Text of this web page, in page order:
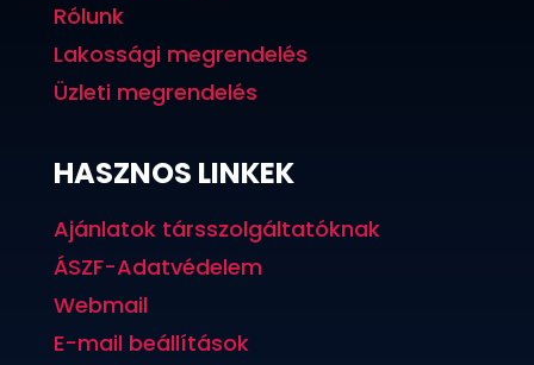
Rólunk
Lakossági megrendelés
Üzleti megrendelés
HASZNOS LINKEK
Ajánlatok társszolgáltatóknak
ÁSZF-Adatvédelem
Webmail
E-mail beállítások